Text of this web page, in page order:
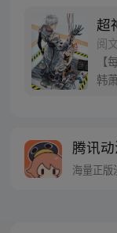
超
阅
【
韩
心
他
腾讯
海量正版